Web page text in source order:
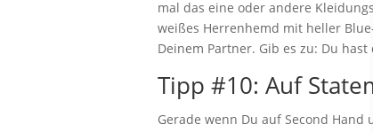
mal das eine oder andere
weißes Herrenhemd mit heller
Deinem Partner. Gib es zu: Du
Tipp #10: Auf
Gerade wenn Du auf Second